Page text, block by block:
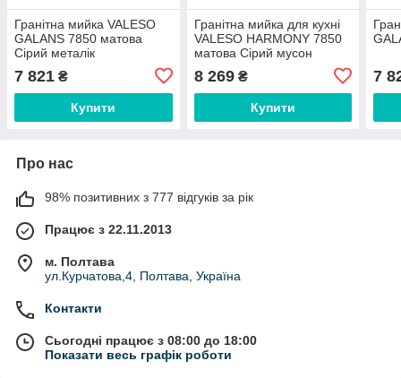
Гранітна мийка VALESO
GALANS 7850 матова
Сірий металік
7 821 ₴
Купити
Гранітна мийка для кухні
VALESO HARMONY 7850
матова Сірий мусон
8 269₴
Купити
7
Про нас
98% позитивних з 777 відгуків за рік
Працює з 22.11.2013
м. Полтава
ул.Курчатова,4, Полтава, Україна
Контакти
Сьогодні працює з 08:00 до 18:00
Показати весь графік роботи